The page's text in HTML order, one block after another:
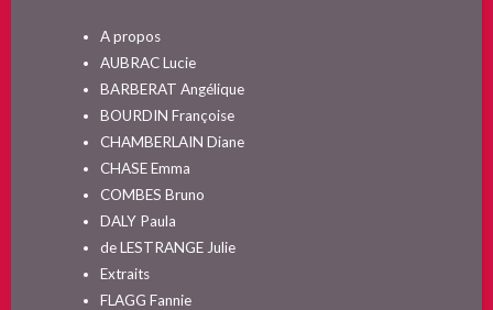
A propos
AUBRAC Lucie
BARBERAT Angélique
BOURDIN Françoise
CHAMBERLAIN Diane
CHASE Emma
COMBES Bruno
DALY Paula
de LESTRANGE Julie
Extraits
FLAGG Fannie